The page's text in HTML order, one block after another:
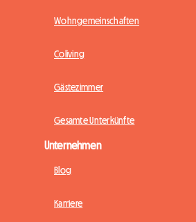
Wohngemeinschaften
Coliving
Gästezimmer
Gesamte Unterkünfte
Unternehmen
Blog
Karriere